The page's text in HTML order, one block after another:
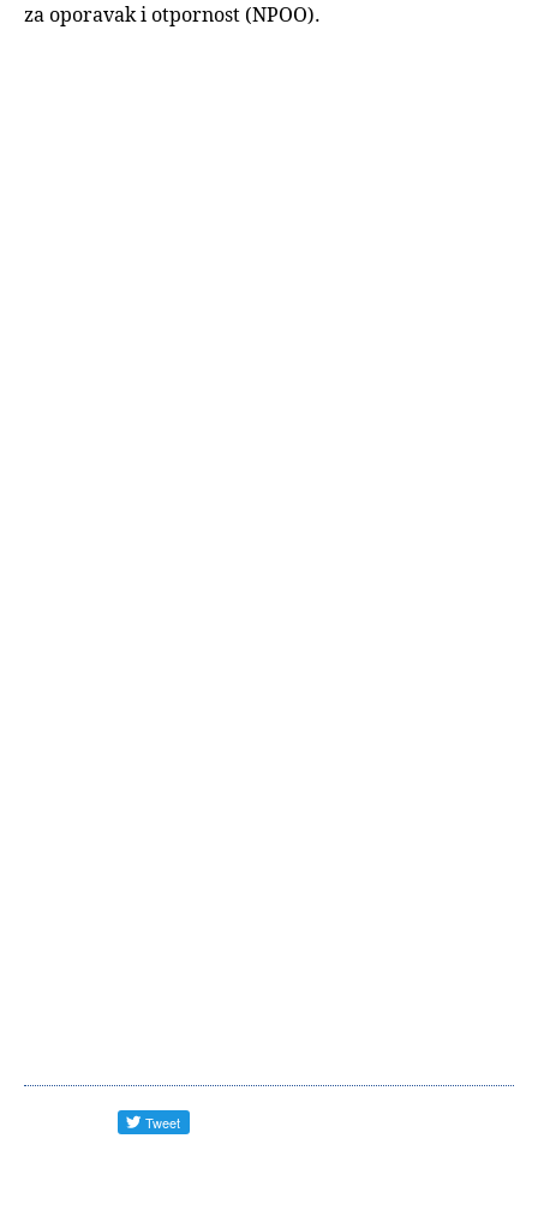
za oporavak i otpornost (NPOO).